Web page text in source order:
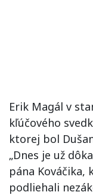
Erik Magál v
kľúčového
ktorej bol
„Dnes je už
pána Kováčika,
podliehali